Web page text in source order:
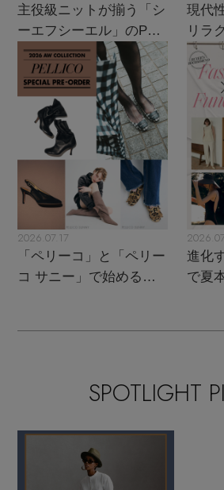
主役級ニットが揃う「シ
ーエフシーエル」のPOP
UPがスタート
現代
リラ
ンク
2026.07.17
「ペリーコ」と「ペリー
コ サニー」で始める秋
進化
で夏
SPOTLIGHT